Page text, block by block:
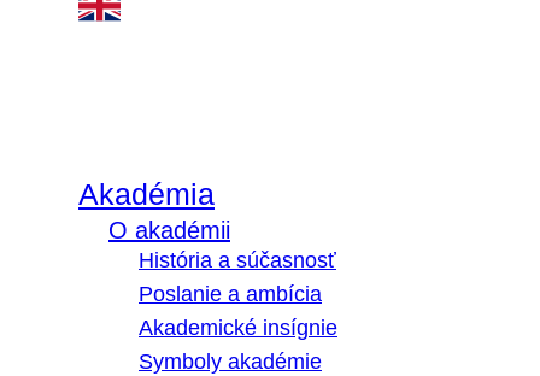
Akadémia
O akadémii
História a súčasnosť
Poslanie a ambícia
Akademické insígnie
Symboly akadémie